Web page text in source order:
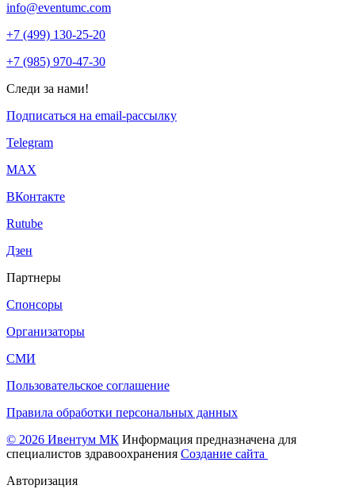
info@eventumc.com
+7 (499) 130-25-20
+7 (985) 970-47-30
Следи за нами!
Подписаться на email-рассылку
Telegram
МАХ
ВКонтакте
Rutube
Дзен
Партнеры
Спонсоры
Организаторы
СМИ
Пользовательское соглашение
Правила обработки персональных данных
© 2026 Ивентум МК Информация предназначена для
специалистов здравоохранения Создание сайта
Авторизация